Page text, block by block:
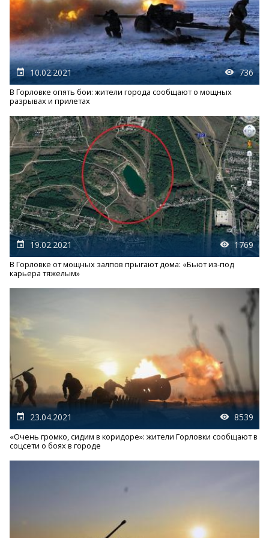
10.02.2021 736
В Горловке опять бои: жители города сообщают о мощных
разрывах и прилетах
19.02.2021 1769
В Горловке от мощных залпов прыгают дома: «Бьют из-под
карьера тяжелым»
23.04.2021 8539
«Очень громко, сидим в коридоре»: жители Горловки сообщают в
соцсети о боях в городе